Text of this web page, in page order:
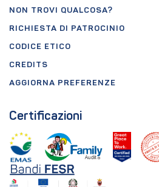
NON TROVI QUALCOSA?
RICHIESTA DI PATROCINIO
CODICE ETICO
CREDITS
AGGIORNA PREFERENZE
Certificazioni